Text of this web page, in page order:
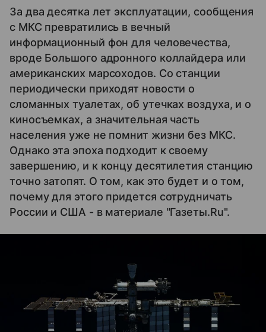
За два десятка лет эксплуатации, сообщения
с МКС превратились в вечный
информационный фон для человечества,
вроде Большого адронного коллайдера или
американских марсоходов. Со станции
периодически приходят новости о
сломанных туалетах, об утечках воздуха, и о
киносъемках, а значительная часть
населения уже не помнит жизни без МКС.
Однако эта эпоха подходит к своему
завершению, и к концу десятилетия станцию
точно затопят. О том, как это будет и о том,
почему для этого придется сотрудничать
России и США - в материале "Газеты.Ru".